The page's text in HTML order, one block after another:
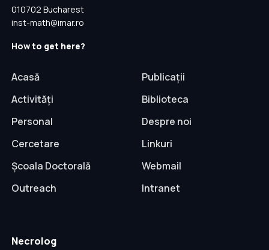
010702 Bucharest
inst-math@imar.ro
How to get here?
Acasă
Activități
Personal
Cercetare
Școala Doctorală
Outreach
Publicații
Biblioteca
Despre noi
Linkuri
Webmail
Intranet
Necrolog